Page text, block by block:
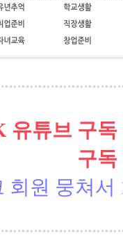
유튜브 구
구독
회원 뭉쳐서